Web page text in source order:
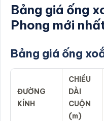
Bảng giá ống
Phong mới
Bảng giá ống
ĐƯỜNG
KÍNH
CHIỀU
DÀI
CUỘN
(m)